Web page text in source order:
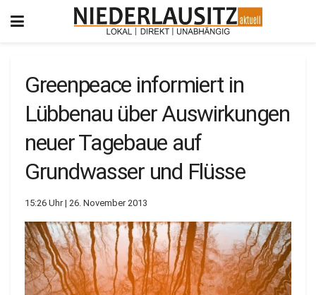
Greenpeace informiert in
Lübbenau über Auswirkungen
neuer Tagebaue auf
Grundwasser und Flüsse
15:26 Uhr | 26. November 2013